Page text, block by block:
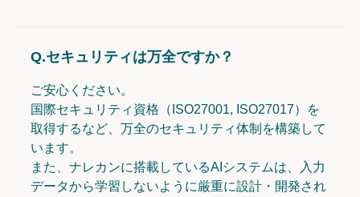
Q.セキュリティは万全ですか？
ご安心ください。
国際セキュリティ資格（ISO27001, ISO27017）を
取得するなど、万全のセキュリティ体制を構築して
います。
また、ナレカンに搭載しているAIシステムは、入力
データから学習しないように厳重に設計・開発され